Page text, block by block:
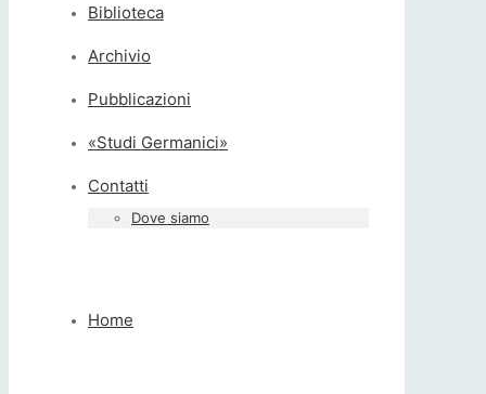
Biblioteca
Archivio
Pubblicazioni
«Studi Germanici»
Contatti
Dove siamo
Home